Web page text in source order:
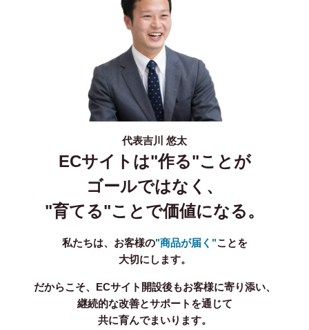
代表吉川 悠太
ECサイトは"作る"ことが
ゴールではなく、
"育てる"ことで価値になる。
私たちは、お客様の"商品が届く"ことを
大切にします。
だからこそ、ECサイト開設後もお客様に寄り添い、
継続的な改善とサポートを通じて
共に育んでまいります。